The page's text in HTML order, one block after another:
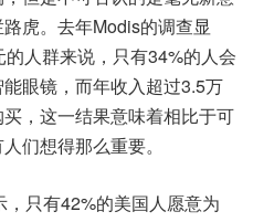
虎。去年Modis的调查显
人群来说，只有34%的人会
眼镜，而年收入超过3.5万
，这一结果意味着相比于可
们想得那么重要。
只有42%的美国人愿意为